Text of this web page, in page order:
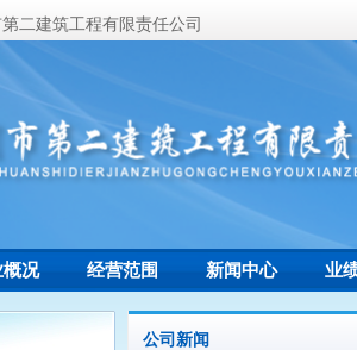
概况 经营范围 新闻中心 业
二建筑工程有限责任公司
联系我们
公司新闻